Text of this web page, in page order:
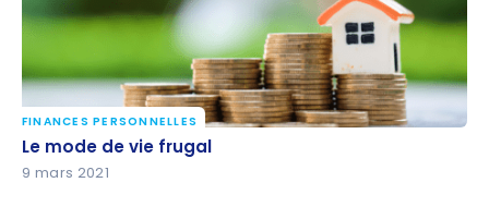
Le mode de vie frugal
FINANCES PERSONNELLES
Le mode de vie frugal
9 mars 2021